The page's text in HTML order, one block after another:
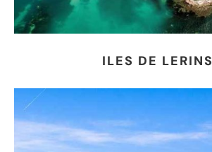
ILES DE LERINS